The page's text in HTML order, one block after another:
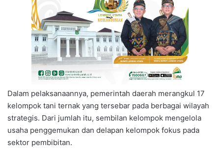
Dalam pelaksanaannya, pemerintah daerah merangkul 17
kelompok tani ternak yang tersebar pada berbagai wilayah
strategis. Dari jumlah itu, sembilan kelompok mengelola
usaha penggemukan dan delapan kelompok fokus pada
sektor pembibitan.